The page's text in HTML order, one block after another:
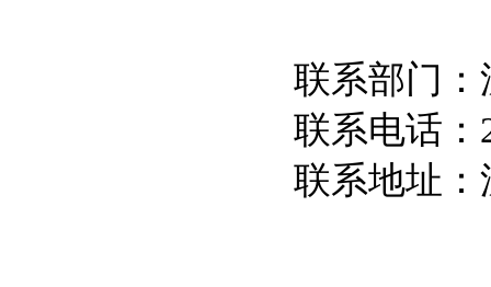
联系部门
联系电话：
联系地址：